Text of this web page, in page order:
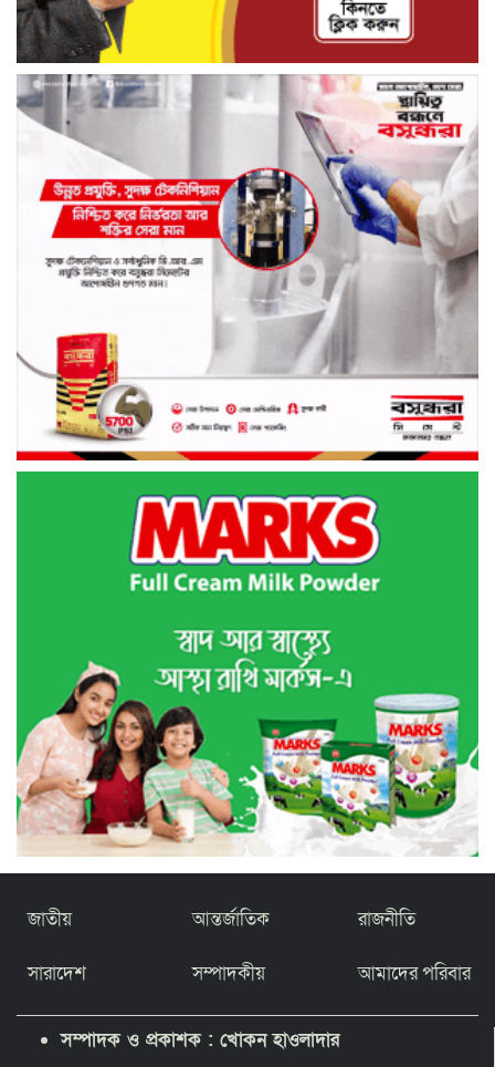
জাতীয় আন্তর্জাতিক রাজনীতি
সারাদেশ সম্পাদকীয় আমাদের পরিবার
সম্পাদক ও প্রকাশক : খোকন হাওলাদার